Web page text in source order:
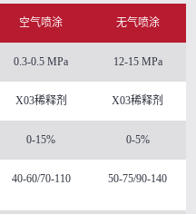
空气喷涂 无气喷涂
0.3-0.5 MPa 12-15 MPa
X03稀释剂 X03稀释剂
0-15% 0-5%
40-60/70-110 50-75/90-140